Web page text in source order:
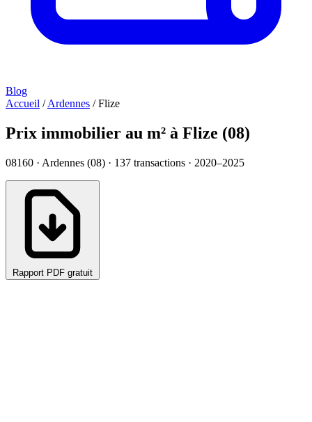
Blog
Accueil / Ardennes / Flize
Prix immobilier au m² à Flize (08)
08160 · Ardennes (08) · 137 transactions · 2020–2025
Rapport PDF gratuit